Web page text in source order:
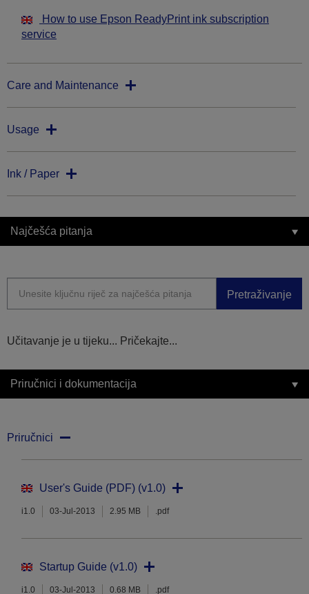
How to use Epson ReadyPrint ink subscription
service
Care and Maintenance
Usage
Ink / Paper
Najčešća pitanja
Pretraživanje
Učitavanje je u tijeku... Pričekajte...
Priručnici i dokumentacija
Priručnici
User's Guide (PDF) (v1.0)
i1.0 03-Jul-2013 2.95 MB .pdf
Startup Guide (v1.0)
i1.0 03-Jul-2013 0.68 MB .pdf